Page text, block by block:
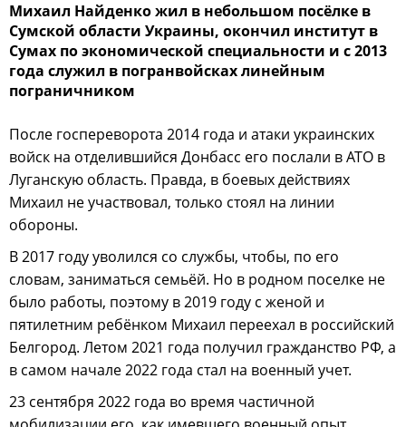
Михаил Найденко жил в небольшом посёлке в
Сумской области Украины, окончил институт в
Сумах по экономической специальности и с 2013
года служил в погранвойсках линейным
пограничником
После госпереворота 2014 года и атаки украинских
войск на отделившийся Донбасс его послали в АТО в
Луганскую область. Правда, в боевых действиях
Михаил не участвовал, только стоял на линии
обороны.
В 2017 году уволился со службы, чтобы, по его
словам, заниматься семьёй. Но в родном поселке не
было работы, поэтому в 2019 году с женой и
пятилетним ребёнком Михаил переехал в российский
Белгород. Летом 2021 года получил гражданство РФ, а
в самом начале 2022 года стал на военный учет.
23 сентября 2022 года во время частичной